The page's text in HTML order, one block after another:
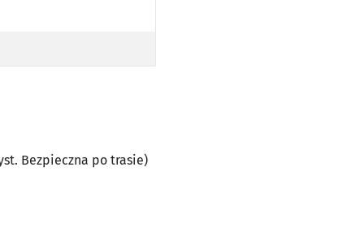
BEZPIECZNA PO TRASIE)
PO TRASIE)
BEZPIECZNA PO TRASIE)
Bezpieczna po trasie)